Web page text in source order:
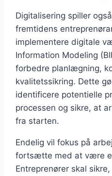
Digitalisering spiller
fremtidens
implementere digitale
Information Modeling
forbedre planlægning,
kvalitetssikring. Dette
identificere potentielle
processen og sikre, at
fra starten.
Endelig vil fokus på
fortsætte med at være
Entreprenører skal